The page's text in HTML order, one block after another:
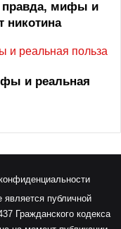
правда, мифы и
никотина
и реальная
публичной
Гражданского кодекса